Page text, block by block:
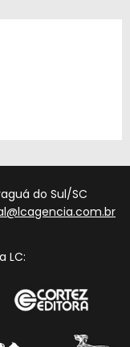
do Sul/SC
LC: